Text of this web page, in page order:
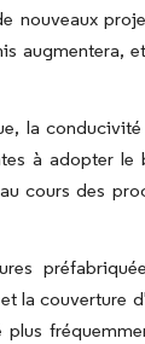
nouveaux
augmentera,
la
à adopter le
cours des
la couverture